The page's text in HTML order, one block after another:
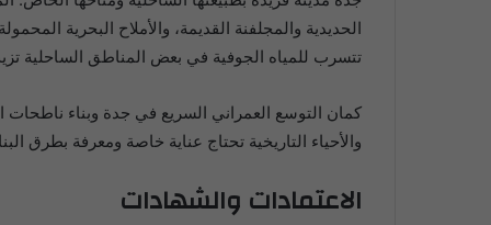
الحديدية والمجلفنة القديمة، والأملاح البحرية
تتسرب للمياه الجوفية في بعض المناطق الساحلية
كمان التوسع العمراني السريع في جدة وبناء ناطحات
والأحياء التاريخية تحتاج عناية خاصة ومعرفة
الاعتمادات والشهادات